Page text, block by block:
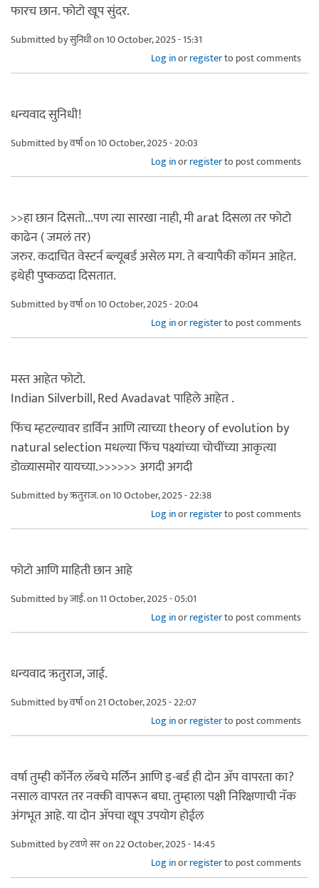
फारच छान. फोटो खूप सुंदर.
Submitted byसुनिधीon 10 October, 2025 - 15:31
Log inorregisterto post comments
धन्यवाद सुनिधी!
Submitted byवर्षाon 10 October, 2025 - 20:03
Log inorregisterto post comments
>>हा छान दिसतो...पण त्या सारखा नाही, मी arat दिसला तर फोटो
काढेन ( जमलं तर)
जरुर. कदाचित वेस्टर्न ब्ल्यूबर्ड असेल मग. ते बर्‍यापैकी कॉमन आहेत.
इथेही पुष्कळदा दिसतात.
Submitted byवर्षाon 10 October, 2025 - 20:04
Log inorregisterto post comments
मस्त आहेत फोटो.
Indian Silverbill, Red Avadavat पाहिले आहेत .
फिंच म्हटल्यावर डार्विन आणि त्याच्या theory of evolution by
natural selection मधल्या फिंच पक्ष्यांच्या चोचींच्या आकृत्या
डोळ्यासमोर यायच्या.>>>>>> अगदी अगदी
Submitted byऋतुराज.on 10 October, 2025 - 22:38
Log inorregisterto post comments
फोटो आणि माहिती छान आहे
Submitted byजाई.on 11 October, 2025 - 05:01
Log inorregisterto post comments
धन्यवाद ऋतुराज, जाई.
Submitted byवर्षाon 21 October, 2025 - 22:07
Log inorregisterto post comments
वर्षा तुम्ही कॉर्नेल लॅबचे मर्लिन आणि इ-बर्ड ही दोन अ‍ॅप वापरता का?
नसाल वापरत तर नक्की वापरून बघा. तुम्हाला पक्षी निरिक्षणाची नॅक
अंगभूत आहे. या दोन अ‍ॅपचा खूप उपयोग होईल
Submitted byटवणे सरon 22 October, 2025 - 14:45
Log inorregisterto post comments